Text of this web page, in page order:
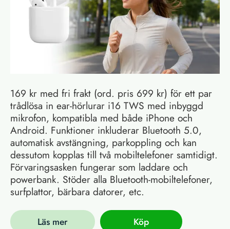
169 kr med fri frakt (ord. pris 699 kr) för ett par
trådlösa in ear-hörlurar i16 TWS med inbyggd
mikrofon, kompatibla med både iPhone och
Android. Funktioner inkluderar Bluetooth 5.0,
automatisk avstängning, parkoppling och kan
dessutom kopplas till två mobiltelefoner samtidigt.
Förvaringsasken fungerar som laddare och
powerbank. Stöder alla Bluetooth-mobiltelefoner,
surfplattor, bärbara datorer, etc.
Läs mer Köp